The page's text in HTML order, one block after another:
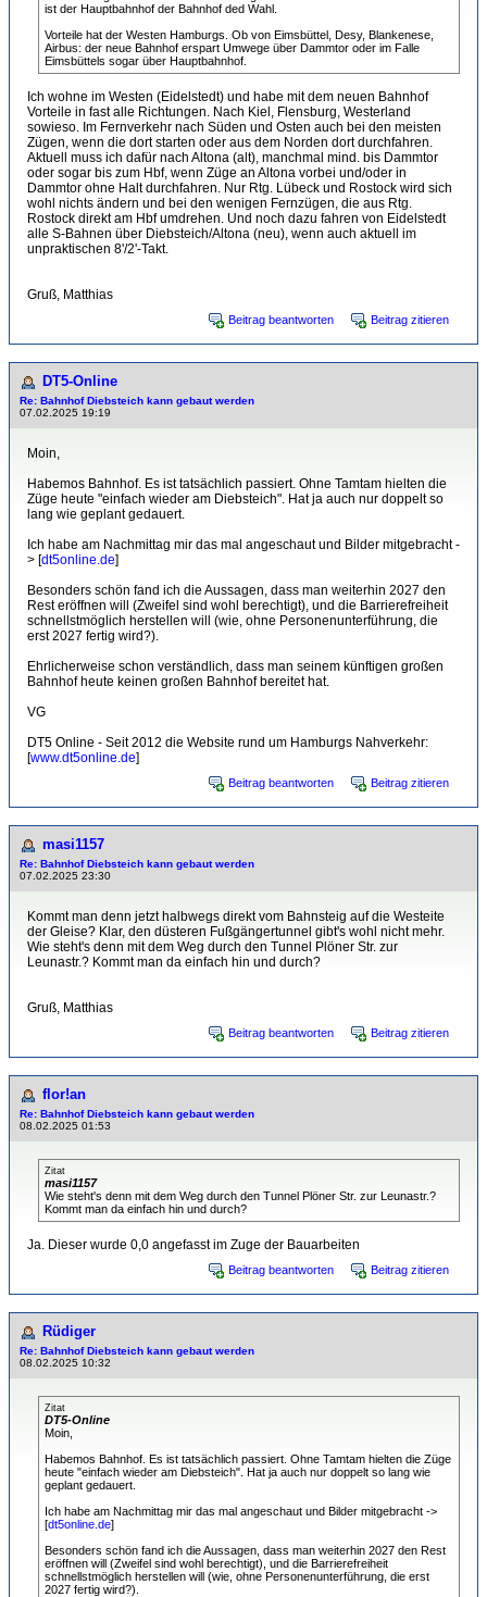
ist der Hauptbahnhof der Bahnhof ded Wahl.
Vorteile hat der Westen Hamburgs. Ob von Eimsbüttel, Desy, Blankenese,
Airbus: der neue Bahnhof erspart Umwege über Dammtor oder im Falle
Eimsbüttels sogar über Hauptbahnhof.
Ich wohne im Westen (Eidelstedt) und habe mit dem neuen Bahnhof
Vorteile in fast alle Richtungen. Nach Kiel, Flensburg, Westerland
sowieso. Im Fernverkehr nach Süden und Osten auch bei den meisten
Zügen, wenn die dort starten oder aus dem Norden dort durchfahren.
Aktuell muss ich dafür nach Altona (alt), manchmal mind. bis Dammtor
oder sogar bis zum Hbf, wenn Züge an Altona vorbei und/oder in
Dammtor ohne Halt durchfahren. Nur Rtg. Lübeck und Rostock wird sich
wohl nichts ändern und bei den wenigen Fernzügen, die aus Rtg.
Rostock direkt am Hbf umdrehen. Und noch dazu fahren von Eidelstedt
alle S-Bahnen über Diebsteich/Altona (neu), wenn auch aktuell im
unpraktischen 8'/2'-Takt.
Gruß, Matthias
Beitrag beantworten Beitrag zitieren
DT5-Online
Re: Bahnhof Diebsteich kann gebaut werden
07.02.2025 19:19
Moin,
Habemos Bahnhof. Es ist tatsächlich passiert. Ohne Tamtam hielten die
Züge heute "einfach wieder am Diebsteich". Hat ja auch nur doppelt so
lang wie geplant gedauert.
Ich habe am Nachmittag mir das mal angeschaut und Bilder mitgebracht -
> [dt5online.de]
Besonders schön fand ich die Aussagen, dass man weiterhin 2027 den
Rest eröffnen will (Zweifel sind wohl berechtigt), und die Barrierefreiheit
schnellstmöglich herstellen will (wie, ohne Personenunterführung, die
erst 2027 fertig wird?).
Ehrlicherweise schon verständlich, dass man seinem künftigen großen
Bahnhof heute keinen großen Bahnhof bereitet hat.
VG
DT5 Online - Seit 2012 die Website rund um Hamburgs Nahverkehr:
[www.dt5online.de]
Beitrag beantworten Beitrag zitieren
masi1157
Re: Bahnhof Diebsteich kann gebaut werden
07.02.2025 23:30
Kommt man denn jetzt halbwegs direkt vom Bahnsteig auf die Westeite
der Gleise? Klar, den düsteren Fußgängertunnel gibt's wohl nicht mehr.
Wie steht's denn mit dem Weg durch den Tunnel Plöner Str. zur
Leunastr.? Kommt man da einfach hin und durch?
Gruß, Matthias
Beitrag beantworten Beitrag zitieren
flor!an
Re: Bahnhof Diebsteich kann gebaut werden
08.02.2025 01:53
Zitat
masi1157
Wie steht's denn mit dem Weg durch den Tunnel Plöner Str. zur Leunastr.?
Kommt man da einfach hin und durch?
Ja. Dieser wurde 0,0 angefasst im Zuge der Bauarbeiten
Beitrag beantworten Beitrag zitieren
Rüdiger
Re: Bahnhof Diebsteich kann gebaut werden
08.02.2025 10:32
Zitat
DT5-Online
Moin,
Habemos Bahnhof. Es ist tatsächlich passiert. Ohne Tamtam hielten die Züge
heute "einfach wieder am Diebsteich". Hat ja auch nur doppelt so lang wie
geplant gedauert.
Ich habe am Nachmittag mir das mal angeschaut und Bilder mitgebracht ->
[dt5online.de]
Besonders schön fand ich die Aussagen, dass man weiterhin 2027 den Rest
eröffnen will (Zweifel sind wohl berechtigt), und die Barrierefreiheit
schnellstmöglich herstellen will (wie, ohne Personenunterführung, die erst
2027 fertig wird?).